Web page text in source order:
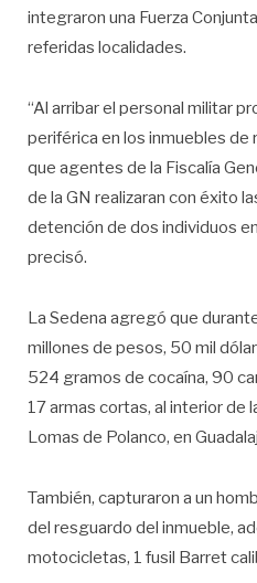
integraron una Fuerza
referidas localidades.
“Al arribar el personal militar
periférica en los inmuebles de
que agentes de la Fiscalía
de la GN realizaran con éxito
detención de dos individuos
precisó.
La Sedena agregó que
millones de pesos, 50 mil
524 gramos de cocaína, 90
17 armas cortas, al interior de
Lomas de Polanco, en
También, capturaron a un
del resguardo del inmueble,
motocicletas, 1 fusil Barret